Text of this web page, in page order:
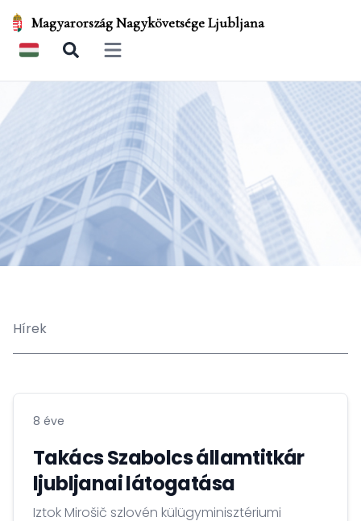
Magyarország Nagykövetsége Ljubljana
Open main menu
Hírek
8 éve
Takács Szabolcs államtitkár
ljubljanai látogatása
Iztok Mirošič szlovén külügyminisztériumi